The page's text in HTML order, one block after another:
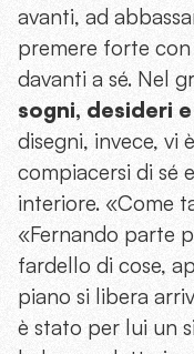
avanti, ad
premere forte
davanti a sé. Nel
sogni, desideri
disegni, invece, vi
compiacersi di sé
interiore. «Come
«Fernando parte
fardello di cose,
piano si libera
è stato per lui un